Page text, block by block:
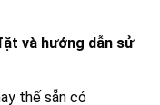
và hướng dẫn sử
thế sẵn có